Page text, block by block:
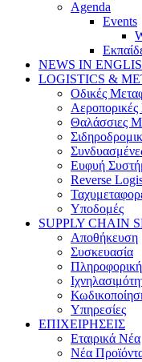
Agenda
Events
NEWS IN
LOGISTICS &
Οδικές
Θαλάσσιες
Ευφυή
Reverse
Υποδομές
SUPPLY CHAIN
Αποθήκευση
Συσκευασία
Πληροφορική
Υπηρεσίες
ΕΠΙΧΕΙΡΗΣΕΙΣ
Εταιρικά Νέα
Νέα